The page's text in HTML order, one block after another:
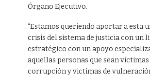
Órgano Ejecutivo.
“Estamos queriendo aportar a esta
crisis del sistema de justicia con un
estratégico con un apoyo
aquellas personas que sean víctimas
corrupción y victimas de